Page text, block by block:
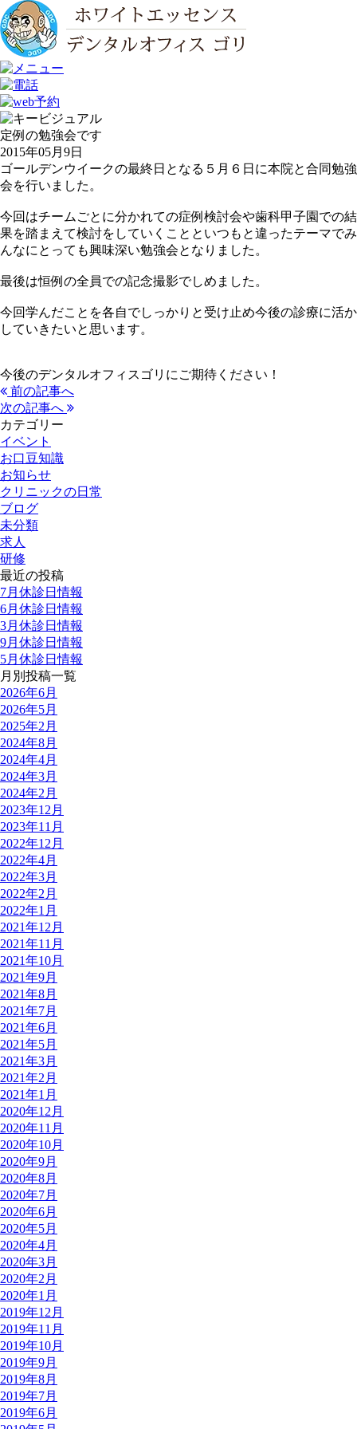
定例の勉強会です
2015年05月9日
ゴールデンウイークの最終日となる５月６日に本院と合同勉強
会を行いました。
今回はチームごとに分かれての症例検討会や歯科甲子園での結
果を踏まえて検討をしていくことといつもと違ったテーマでみ
んなにとっても興味深い勉強会となりました。
最後は恒例の全員での記念撮影でしめました。
今回学んだことを各自でしっかりと受け止め今後の診療に活か
していきたいと思います。
今後のデンタルオフィスゴリにご期待ください！
前の記事へ
次の記事へ
カテゴリー
イベント
お口豆知識
お知らせ
クリニックの日常
ブログ
未分類
求人
研修
最近の投稿
7月休診日情報
6月休診日情報
3月休診日情報
9月休診日情報
5月休診日情報
月別投稿一覧
2026年6月
2026年5月
2025年2月
2024年8月
2024年4月
2024年3月
2024年2月
2023年12月
2023年11月
2022年12月
2022年4月
2022年3月
2022年2月
2022年1月
2021年12月
2021年11月
2021年10月
2021年9月
2021年8月
2021年7月
2021年6月
2021年5月
2021年3月
2021年2月
2021年1月
2020年12月
2020年11月
2020年10月
2020年9月
2020年8月
2020年7月
2020年6月
2020年5月
2020年4月
2020年3月
2020年2月
2020年1月
2019年12月
2019年11月
2019年10月
2019年9月
2019年8月
2019年7月
2019年6月